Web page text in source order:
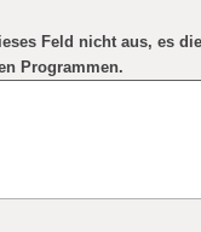
Feld nicht aus, es
Programmen.